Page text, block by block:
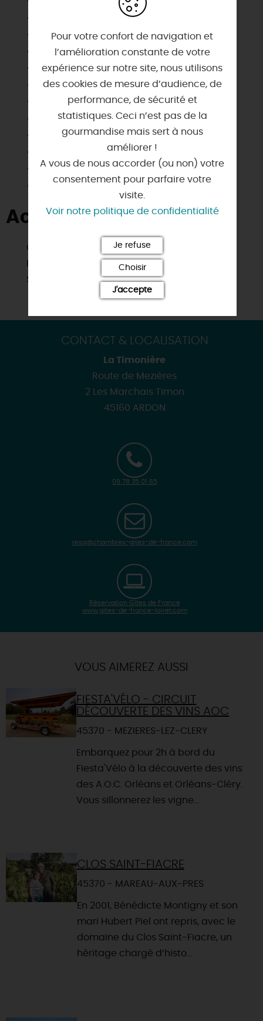
Habitation indépendante
Jardin indépendant
Lave linge privatif
Lave vaisselle
Matériel enfant
Micro-ondes
Parking
Plain Pied
Salle d'eau privée
Télévision
Wifi
Activités à proximité
Golf
Pêche
Sites de visites
CONTACT & LOCALISATION
La Timonière
Route de Mezières
2 Les Marchais Timon
45160 ARDON
09 78 35 01 65
resa@chambres-gites-de-france.com
Réservation Gîtes de France
www.gites-de-france-loiret.com
VOUS AIMEREZ AUSSI
FIESTA'VÉLO - CIRCUIT
DÉCOUVERTE DES VINS AOC
45370 - MEZIERES-LEZ-CLERY
Embarquez pour 2h à bord du
Fiesta'Vélo à la découverte des vins
des A.O.C. Orléans et Orléans-Cléry.
Vous sillonnerez les vigne...
CLOS SAINT-FIACRE
45370 - MAREAU-AUX-PRES
En 2001, Bénédicte Montigny et son
mari Hubert Piel ont repris, avec le
domaine du Clos Saint-Fiacre, un
héritage chargé d’histo...
Pour votre confort de navigation et
l’amélioration constante de votre
expérience sur notre site, nous utilisons
des cookies de mesure d’audience, de
performance, de sécurité et
statistiques. Ceci n’est pas de la
gourmandise mais sert à nous
améliorer !
A vous de nous accorder (ou non) votre
consentement pour parfaire votre
visite.
Voir notre politique de confidentialité
Je refuse
Choisir
J'accepte